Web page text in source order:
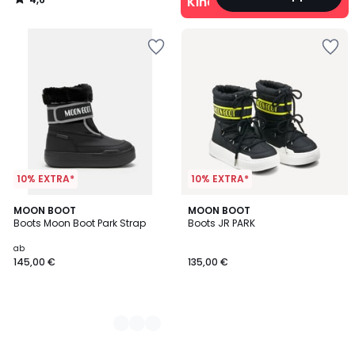
/
10% EXTRA*
MOON BOOT
Boots Moon Boot Park Strap
ab
145,00 €
2
Farben
10% EXTRA*
MOON BOOT
Boots JR PARK
135,00 €